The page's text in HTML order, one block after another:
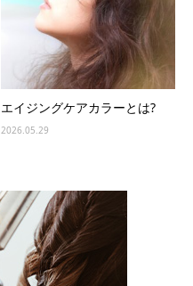
エイジングケアカラーとは?
2026.05.29